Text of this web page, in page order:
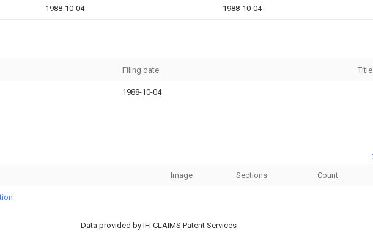
1988-10-04 1988-10-04
Filing date Title
1988-10-04
Image Sections Count
Data provided by IFI CLAIMS Patent Services